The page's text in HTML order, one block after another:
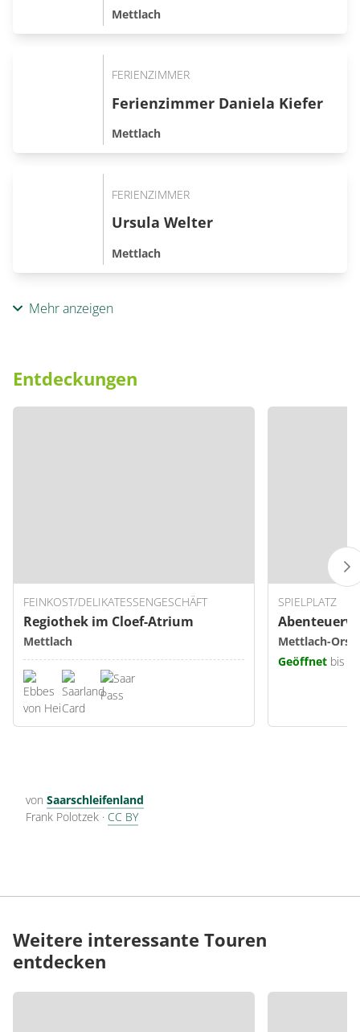
Mettlach
FERIENZIMMER
Ferienzimmer Daniela Kiefer
Mettlach
FERIENZIMMER
Ursula Welter
Mettlach
Mehr anzeigen
Entdeckungen
FEINKOST/DELIKATESSENGESCHÄFT
Regiothek im Cloef-Atrium
Mettlach
SPIELPLATZ
Mettlach-
Geöffnet bis
von Saarschleifenland
Frank Polotzek · CC BY
Weitere interessante Touren
entdecken